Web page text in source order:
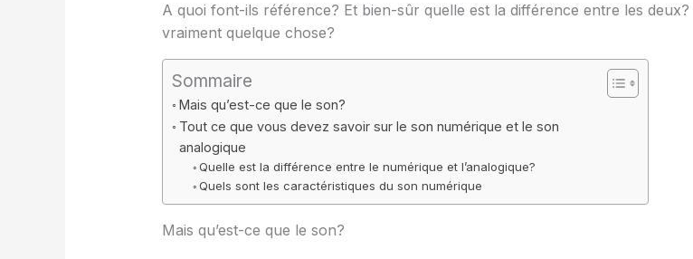
A quoi font-ils référence? Et bien-sûr quelle est la différence entre les
vraiment quelque chose?
Sommaire
Mais qu’est-ce que le son?
Tout ce que vous devez savoir sur le son numérique et le son
analogique
Quelle est la différence entre le numérique et l’analogique?
Quels sont les caractéristiques du son numérique
Mais qu’est-ce que le son?